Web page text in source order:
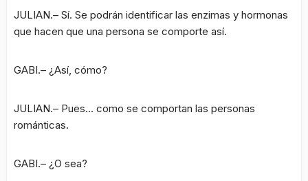
JULIAN.– Sí. Se podrán identificar las enzimas y hormonas
que hacen que una persona se comporte así.
GABI.– ¿Así, cómo?
JULIAN.– Pues… como se comportan las personas
románticas.
GABI.– ¿O sea?